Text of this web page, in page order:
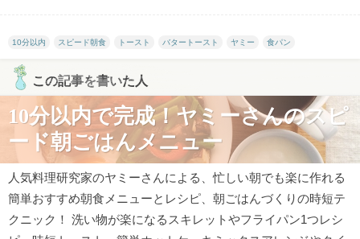
10分以内 スピード朝食 トースト バタートースト ヤミー 食パン
この記事を書いた人
10分以内で完成！ヤミーさんのスピ
ード朝ごはんメニュー
人気料理研究家のヤミーさんによる、忙しい朝でも楽に作れる
簡単おすすめ朝食メニューとレシピ、朝ごはんづくりの時短テ
クニック！ 洗い物が楽になるスキレットやフライパン1つレシ